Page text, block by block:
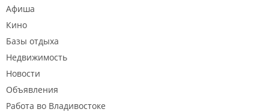
Афиша
Кино
Базы отдыха
Недвижимость
Новости
Объявления
Работа во Владивостоке